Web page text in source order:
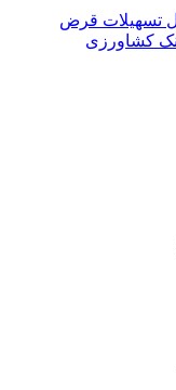
ریال تسهیلات قرض
کشاورزی